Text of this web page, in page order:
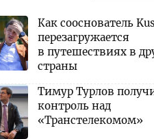
Как сооснователь
перезагружается
в путешествиях в
страны
Тимур Турлов
контроль над
«Транстелекомом»